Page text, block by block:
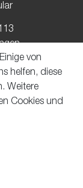
von
helfen, diese
Weitere
Cookies und